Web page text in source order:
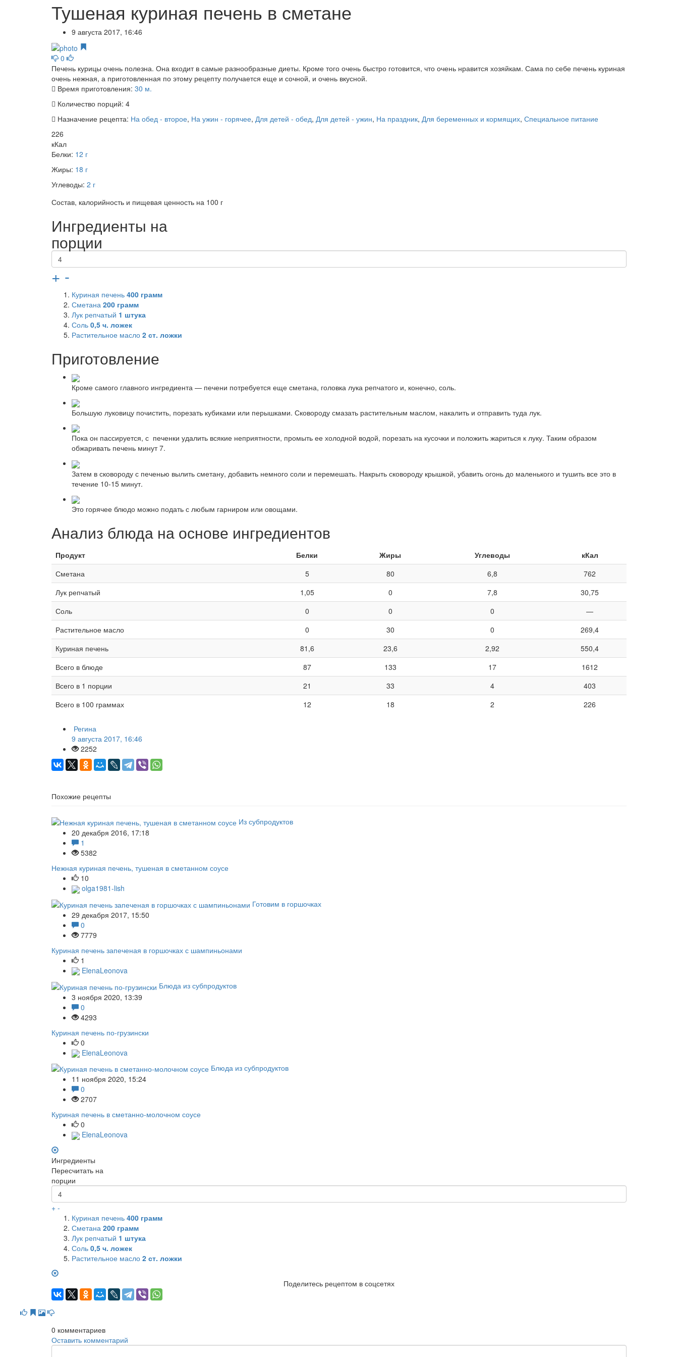
Тушеная куриная печень в сметане
9 августа 2017, 16:46
0
Печень курицы очень полезна. Она входит в самые разнообразные диеты. Кроме того очень быстро готовится, что очень нравится хозяйкам. Сама по себе печень куриная
очень нежная, а приготовленная по этому рецепту получается еще и сочной, и очень вкусной.
Время приготовления: 30 м.
Количество порций: 4
Назначение рецепта: На обед - второе, На ужин - горячее, Для детей - обед, Для детей - ужин, На праздник, Для беременных и кормящих, Специальное питание
226
кКал
Белки: 12 г
Жиры: 18 г
Углеводы: 2 г
Состав, калорийность и пищевая ценность на 100 г
Ингредиенты на
порции
+ -
Куриная печень 400 грамм
Сметана 200 грамм
Лук репчатый 1 штука
Соль 0,5 ч. ложек
Растительное масло 2 ст. ложки
Приготовление
Кроме самого главного ингредиента — печени потребуется еще сметана, головка лука репчатого и, конечно, соль.
Большую луковицу почистить, порезать кубиками или перышками. Сковороду смазать растительным маслом, накалить и отправить туда лук.
Пока он пассируется, с печенки удалить всякие неприятности, промыть ее холодной водой, порезать на кусочки и положить жариться к луку. Таким образом
обжаривать печень минут 7.
Затем в сковороду с печенью вылить сметану, добавить немного соли и перемешать. Накрыть сковороду крышкой, убавить огонь до маленького и тушить все это в
течение 10-15 минут.
Это горячее блюдо можно подать с любым гарниром или овощами.
Анализ блюда на основе ингредиентов
Продукт Белки Жиры Углеводы
кКал
Сметана
5 80 6,8
762
Лук репчатый
1,05 0 7,8
30,75
Соль
0 0 0
—
Растительное масло
0 30 0
269,4
Куриная печень
81,6 23,6 2,92
550,4
Всего в блюде
87 133 17
1612
Всего в 1 порции
21 33 4
403
Всего в 100 граммах
12 18 2 226
Регина
9 августа 2017, 16:46
2252
Похожие рецепты
Из субпродуктов
20 декабря 2016, 17:18
1
5382
Нежная куриная печень, тушеная в сметанном соусе
10
olga1981-lish
Готовим в горшочках
29 декабря 2017, 15:50
0
7779
Куриная печень запеченая в горшочках с шампиньонами
1
ElenaLeonova
Блюда из субпродуктов
3 ноября 2020, 13:39
0
4293
Куриная печень по-грузински
0
ElenaLeonova
Блюда из субпродуктов
11 ноября 2020, 15:24
0
2707
Куриная печень в сметанно-молочном соусе
0
ElenaLeonova
Ингредиенты
Пересчитать на
порции
+ -
Куриная печень 400 грамм
Сметана 200 грамм
Лук репчатый 1 штука
Соль 0,5 ч. ложек
Растительное масло 2 ст. ложки
Поделитесь рецептом в соцсетях
0 комментариев
Оставить комментарий